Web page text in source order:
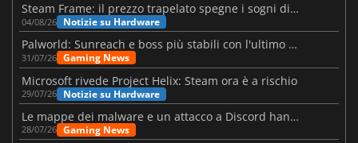
Steam Frame: il prezzo trapelato spegne i sogni di un VR economico
04/08/26 Notizie su Hardware
Palworld: Sunreach e boss più stabili con l'ultimo update
31/07/26 Gaming News
Microsoft rivede Project Helix: Steam ora è a rischio
29/07/26 Notizie su Hardware
Le mappe dei malware e un attacco a Discord hanno colpito Meccha Chameleon
28/07/26 Gaming News